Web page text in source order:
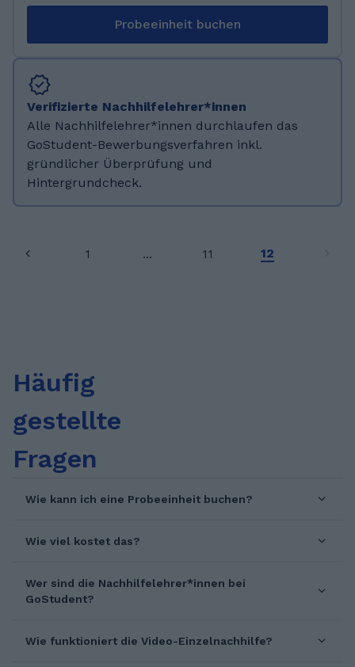
Probeeinheit buchen
Verifizierte Nachhilfelehrer*innen
Alle Nachhilfelehrer*innen durchlaufen das
GoStudent-Bewerbungsverfahren inkl.
gründlicher Überprüfung und
Hintergrundcheck.
1 ... 11 12
Häufig
gestellte
Fragen
Wie kann ich eine Probeeinheit buchen?
Wie viel kostet das?
Wer sind die Nachhilfelehrer*innen bei
GoStudent?
Wie funktioniert die Video-Einzelnachhilfe?